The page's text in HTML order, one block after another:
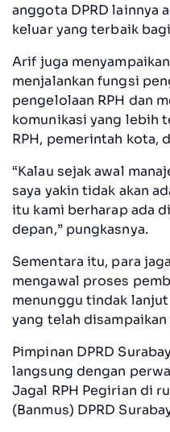
anggota DPRD lainnya
keluar yang terbaik
Arif juga
menjalankan fungsi
pengelolaan RPH dan
komunikasi yang lebih
RPH, pemerintah kota,
“Kalau sejak awal
saya yakin tidak akan
itu kami berharap ada
depan,” pungkasnya.
Sementara itu, para
mengawal proses
menunggu tindak
yang telah
Pimpinan DPRD
langsung dengan
Jagal RPH Pegirian di
(Banmus) DPRD